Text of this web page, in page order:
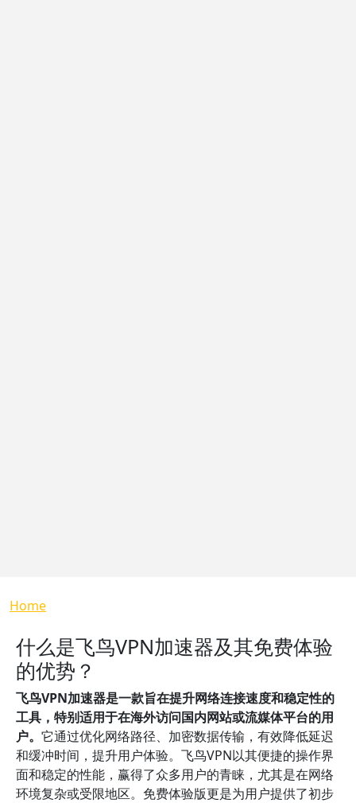
Breadcrumb
Home
什么是飞鸟VPN加速器及其免费体验
的优势？
飞鸟VPN加速器是一款旨在提升网络连接速度和稳定性的
工具，特别适用于在海外访问国内网站或流媒体平台的用
户。 它通过优化网络路径、加密数据传输，有效降低延迟
和缓冲时间，提升用户体验。飞鸟VPN以其便捷的操作界
面和稳定的性能，赢得了众多用户的青睐，尤其是在网络
环境复杂或受限地区。免费体验版更是为用户提供了初步